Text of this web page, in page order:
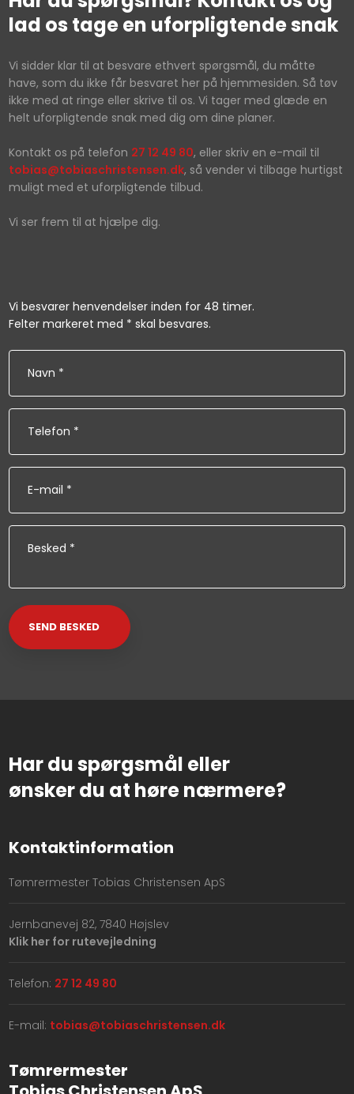
lad os tage en uforpligtende snak
​Vi si​dder klar til at besvare ethvert spørgsmål, du måtte
have, som du ikke får besvaret her på hjemmesiden. Så tøv
ikke med at ringe eller skrive til os. Vi tager med glæde en
helt uforpligtende snak med dig om dine planer.
Kontakt os på telefon 27 12 49 80, eller skriv en e-mail til
tobias@tobiaschristensen.dk, så vender vi tilbage hurtigst
muligt med et uforpligtende tilbud.
Vi ser frem til at hjælpe dig.​
Vi besvarer henvendelser inden for 48 timer.​​
Felter markeret med * skal besvares.
Har du spørgsmål eller
​ønsker du at høre nærmere?
Kontaktinformation
Tømrermester Tobias Christensen ApS
Jernbanevej 82, 7840 Højslev
Klik her for rutevejledning
Telefon: 27 12 49 80
E-mail: tobias@tobiaschristensen.dk
Tømrermester